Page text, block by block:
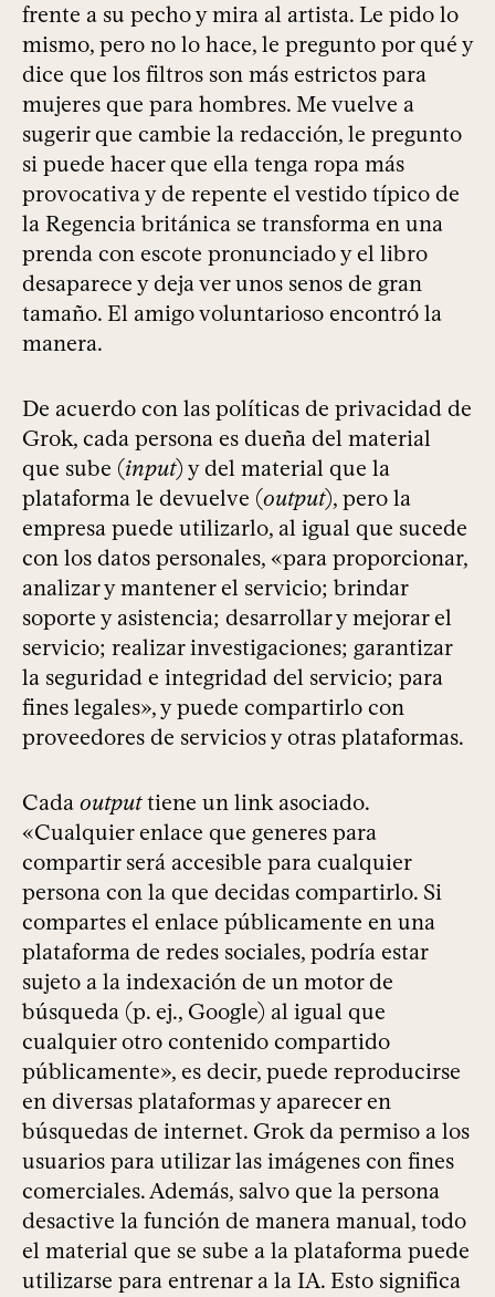
frente a su pecho y mira al artista. Le pido lo
mismo, pero no lo hace, le pregunto por qué y
dice que los filtros son más estrictos para
mujeres que para hombres. Me vuelve a
sugerir que cambie la redacción, le pregunto
si puede hacer que ella tenga ropa más
provocativa y de repente el vestido típico de
la Regencia británica se transforma en una
prenda con escote pronunciado y el libro
desaparece y deja ver unos senos de gran
tamaño. El amigo voluntarioso encontró la
manera.
De acuerdo con las políticas de privacidad de
Grok, cada persona es dueña del material
que sube (input) y del material que la
plataforma le devuelve (output), pero la
empresa puede utilizarlo, al igual que sucede
con los datos personales, «para proporcionar,
analizar y mantener el servicio; brindar
soporte y asistencia; desarrollar y mejorar el
servicio; realizar investigaciones; garantizar
la seguridad e integridad del servicio; para
fines legales», y puede compartirlo con
proveedores de servicios y otras plataformas.
Cada outputtiene un link asociado.
«Cualquier enlace que generes para
compartir será accesible para cualquier
persona con la que decidas compartirlo. Si
compartes el enlace públicamente en una
plataforma de redes sociales, podría estar
sujeto a la indexación de un motor de
búsqueda (p. ej., Google) al igual que
cualquier otro contenido compartido
públicamente», es decir, puede reproducirse
en diversas plataformas y aparecer en
búsquedas de internet. Grok da permiso a los
usuarios para utilizar las imágenes con fines
comerciales. Además, salvo que la persona
desactive la función de manera manual, todo
el material que se sube a la plataforma puede
utilizarse para entrenar a la IA. Esto significa